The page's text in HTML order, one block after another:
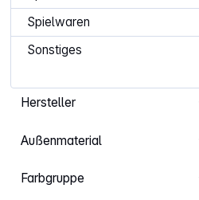
Spielwaren
Sonstiges
Hersteller
Außenmaterial
Farbgruppe